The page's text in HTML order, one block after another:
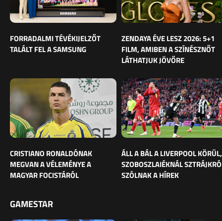
FORRADALMI TÉVÉKIJELZŐT
TALÁLT FEL A SAMSUNG
ZENDAYA ÉVE LESZ 2026: 5+1
FILM, AMIBEN A SZÍNÉSZNŐT
LÁTHATJUK JÖVŐRE
CRISTIANO RONALDÓNAK
MEGVAN A VÉLEMÉNYE A
MAGYAR FOCISTÁRÓL
ÁLL A BÁL A LIVERPOOL KÖRÜL,
SZOBOSZLAIÉKNÁL
SZÓLNAK A HÍREK
GAMESTAR